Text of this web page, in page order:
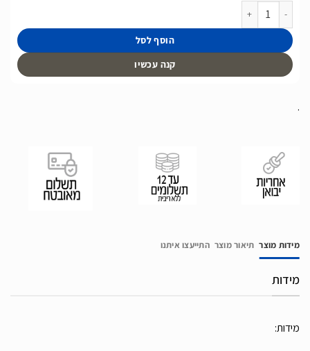
כמות של סימולטור נהיגה לילדים דגם Spidey V8 Driver של חברת Smoby מצרפת
הוסף לסל
קנה עכשיו
מידות מוצר תיאור מוצר התייעצו איתנו
מידות
מידות: